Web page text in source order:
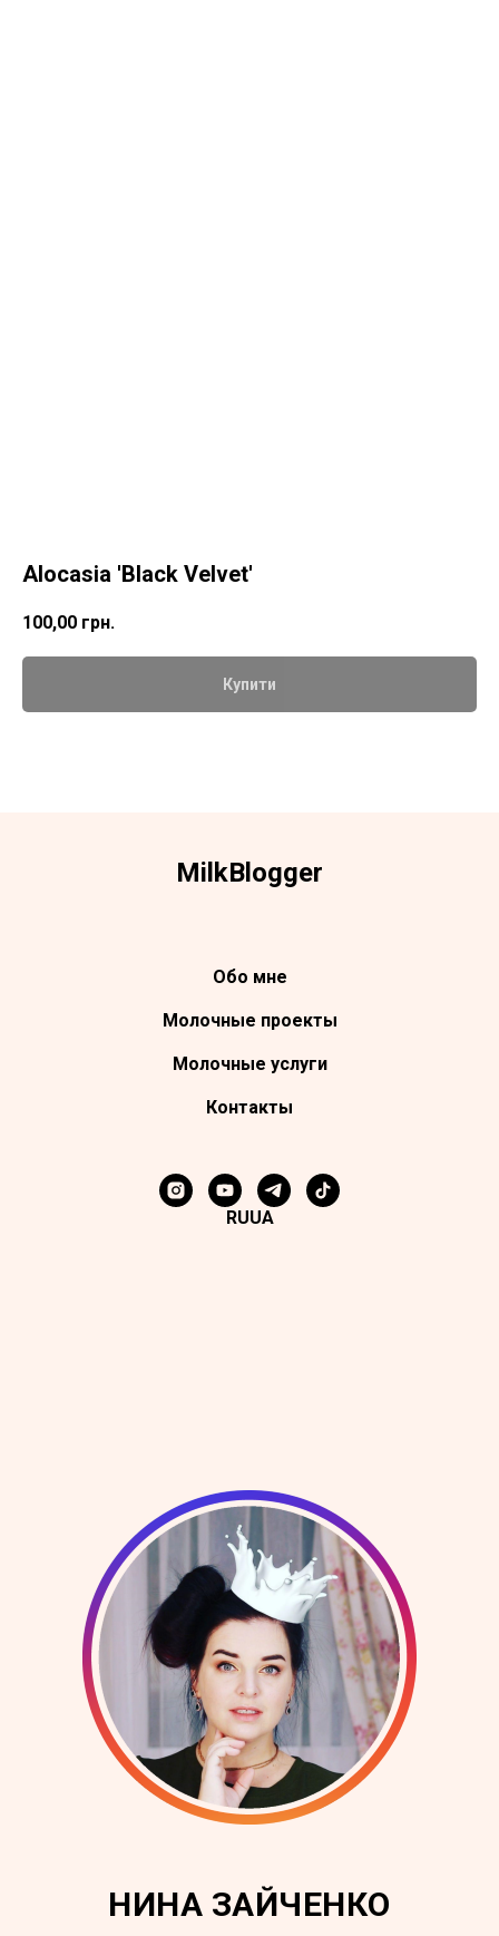
Alocasia 'Black Velvet'
100,00 грн.
Купити
MilkBlogger
Обо мне
Молочные проекты
Молочные услуги
Контакты
RUUA
НИНА ЗАЙЧЕНКО